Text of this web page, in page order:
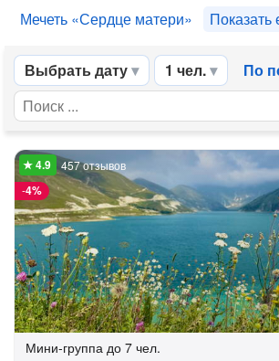
Мечеть «Сердце матери»
Выбрать дату 1 чел. По
-4%
457 отзывов
Мини-группа до 7 чел.